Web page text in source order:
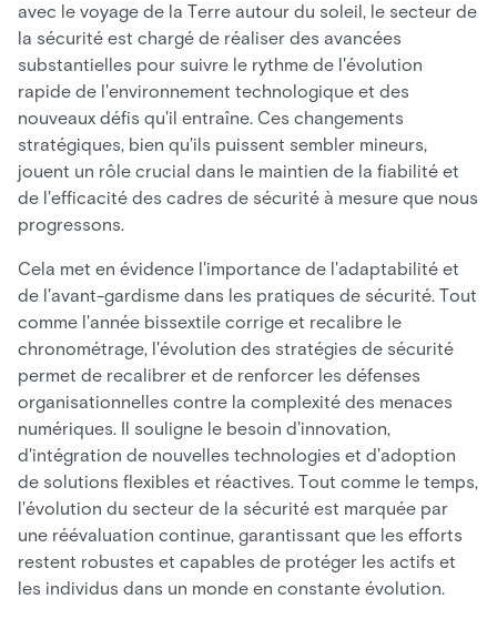
avec le voyage de la Terre autour du soleil, le secteur de
la sécurité est chargé de réaliser des avancées
substantielles pour suivre le rythme de l'évolution
rapide de l'environnement technologique et des
nouveaux défis qu'il entraîne. Ces changements
stratégiques, bien qu'ils puissent sembler mineurs,
jouent un rôle crucial dans le maintien de la fiabilité et
de l'efficacité des cadres de sécurité à mesure que nous
progressons.
Cela met en évidence l'importance de l'adaptabilité et
de l'avant-gardisme dans les pratiques de sécurité. Tout
comme l'année bissextile corrige et recalibre le
chronométrage, l'évolution des stratégies de sécurité
permet de recalibrer et de renforcer les défenses
organisationnelles contre la complexité des menaces
numériques. Il souligne le besoin d'innovation,
d'intégration de nouvelles technologies et d'adoption
de solutions flexibles et réactives. Tout comme le temps,
l'évolution du secteur de la sécurité est marquée par
une réévaluation continue, garantissant que les efforts
restent robustes et capables de protéger les actifs et
les individus dans un monde en constante évolution.